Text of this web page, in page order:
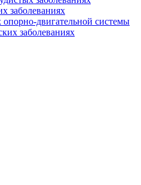
заболеваниях
опорно-двигательной системы
заболеваниях